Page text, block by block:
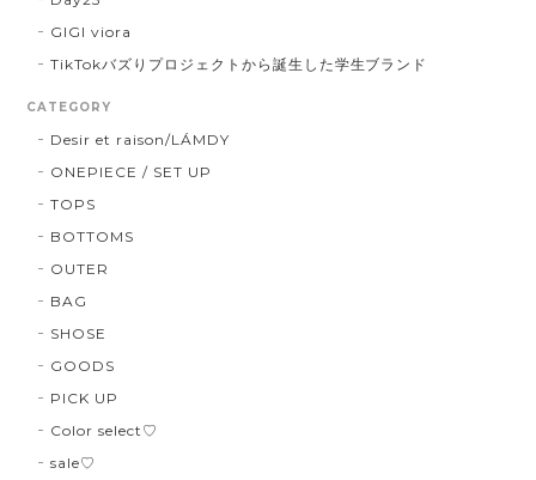
GIGI viora
TikTokバズりプロジェクトから誕生した学生ブランド
CATEGORY
Desir et raison/LÁMDY
ONEPIECE / SET UP
TOPS
BOTTOMS
OUTER
BAG
SHOSE
GOODS
PICK UP
Color select♡
sale♡